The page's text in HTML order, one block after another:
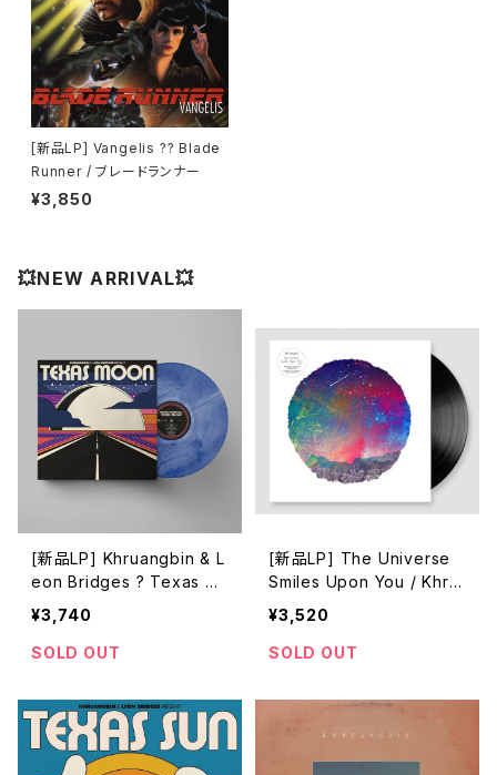
[新品LP] Vangelis ?? Blade
Runner / ブレードランナー
¥3,850
💥NEW ARRIVAL💥
[新品LP] Khruangbin & L
eon Bridges ? Texas M
oon (Limited Edition, Blu
e Daze vinyl)
¥3,740
SOLD OUT
[新品LP] The Universe
Smiles Upon You / Khru
angbin
¥3,520
SOLD OUT